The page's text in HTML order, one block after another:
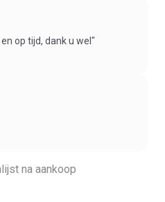
op tijd, dank u wel"
na aankoop